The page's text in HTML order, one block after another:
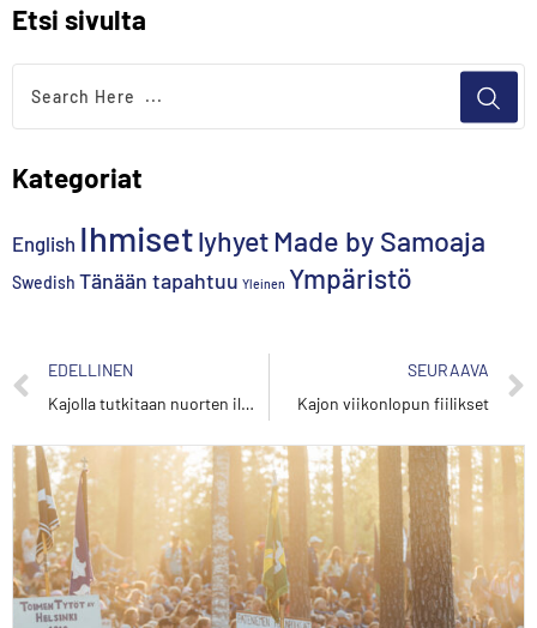
Etsi sivulta
Kategoriat
English Ihmisetlyhyet Made by Samoaja
Swedish Tänään tapahtuu Yleinen Ympäristö
EDELLINEN
Kajolla tutkitaan nuorten ilmasto-osaamista
SEURAAVA
Kajon viikonlopun fiilikset